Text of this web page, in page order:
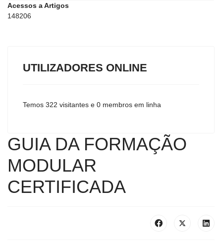
Acessos a Artigos
148206
UTILIZADORES ONLINE
Temos 322 visitantes e 0 membros em linha
GUIA DA FORMAÇÃO
MODULAR
CERTIFICADA